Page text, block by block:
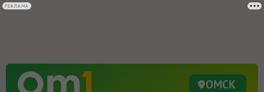
ОМСК
РЕКЛАМА